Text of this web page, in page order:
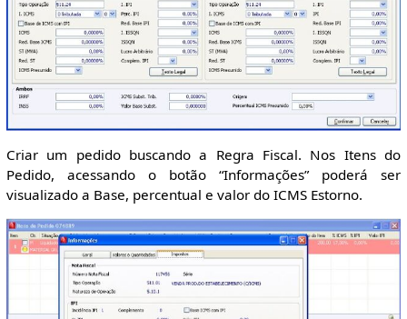
Criar um pedido buscando a Regra Fiscal. Nos Itens do
Pedido, acessando o botão “Informações” poderá ser
visualizado a Base, percentual e valor do ICMS Estorno.